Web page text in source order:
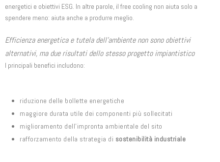
energetici e obiettivi ESG. In altre parole, il free cooling non aiuta solo a
spendere meno: aiuta anche a produrre meglio.
Efficienza energetica e tutela dell’ambiente non sono obiettivi
alternativi, ma due risultati dello stesso progetto impiantistico
I principali benefici includono:
riduzione delle bollette energetiche
maggiore durata utile dei componenti più sollecitati
miglioramento dell’impronta ambientale del sito
rafforzamento della strategia di sostenibilità industriale